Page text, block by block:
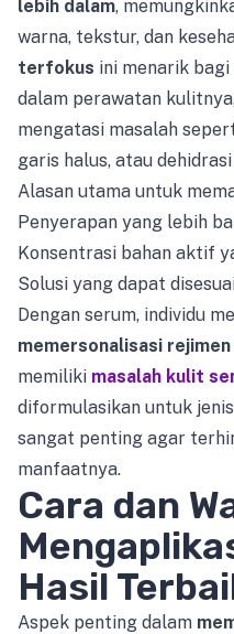
lebih dalam,
warna, tekstur, dan
terfokus ini menarik
dalam perawatan
mengatasi masalah
garis halus, atau
Alasan utama untuk
Penyerapan yang lebih
Konsentrasi bahan aktif
Solusi yang dapat
Dengan serum, individu
memersonalisasi
memiliki masalah kulit
diformulasikan untuk
sangat penting agar
manfaatnya.
Cara dan
Hasil
Aspek penting dalam